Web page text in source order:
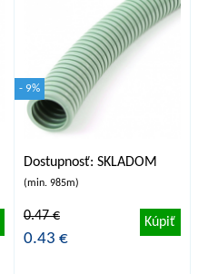
- 9%
Dostupnosť: SKLADOM
(min. 985m)
0.47 €
0.43 €
Kúpiť